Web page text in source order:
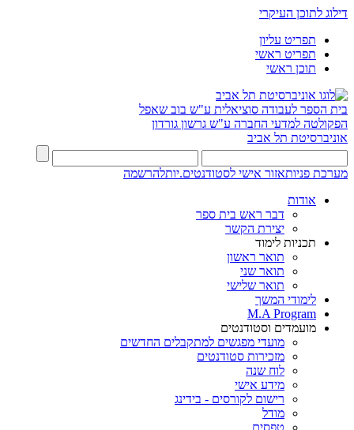
דילוג לתוכן העיקרי
תפריט עליון
תפריט ראשי
תוכן ראשי
בית הספר לעבודה סוציאלית ע"ש בוב שאפל
הפקולטה למדעי החברה ע"ש גרשון גורדון
אוניברסיטת תל אביב
מערכת פניותאזור אישי לסטודנטים.יותלהרשמה
אודות
דבר ראש בית ספר
יצירת הקשר
תכניות לימוד
תואר ראשון
תואר שני
תואר שלישי
לימודי המשך
M.A Program
מועמדים וסטודנטים
מועדי מפגשים למתקבלים החדשים
מזכירות סטודנטים
לוח שנה
מידע אישי
רישום לקורסים - בידינג
מודל
טפסים